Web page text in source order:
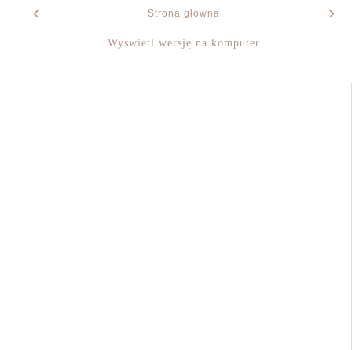
‹ ›
Strona główna
Wyświetl wersję na komputer